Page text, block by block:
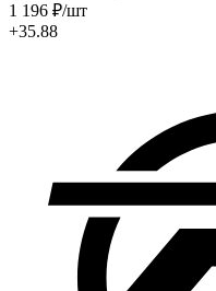
1 196 ₽/шт
+35.88